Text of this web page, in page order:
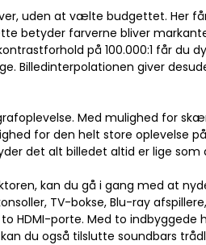
uden at vælte budgettet. Her
betyder farverne bliver
på 100.000:1 får du
Billedinterpolationen giver
Med mulighed for
for den helt store oplevelse
det alt billedet altid er lige
kan du gå i gang med at
TV-bokse, Blu-ray
porte. Med to indbyggede
du også tilslutte soundbars